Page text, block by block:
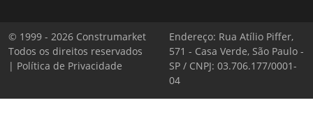
© 1999 - 2026 Construmarket
Todos os direitos reservados
| Política de Privacidade
Endereço: Rua Atílio Piffer,
571 - Casa Verde, São Paulo -
SP / CNPJ: 03.706.177/0001-
04